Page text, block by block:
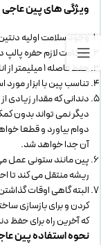
ویژگی های پین
وجود سلامت اولیه
ضخامت لازم حفره پالپ
حفظ فاصله 1 میلیمتر از انامل
تناسب پین با ابزار مورد
دندانی که مقدار زیادی
دیگر نمی تواند بدون
دوام بیاورد و قطعا
آن جدا خواهد شد.
پین مانند ستونی عمل
ریشه منتقل می کند تا
البته گاهی اوقات
کردن و برای بازسازی
که آخرین راه برای حفظ
نحوه استفاده پین